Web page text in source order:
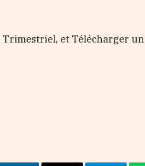
Trimestriel, et Télécharger un